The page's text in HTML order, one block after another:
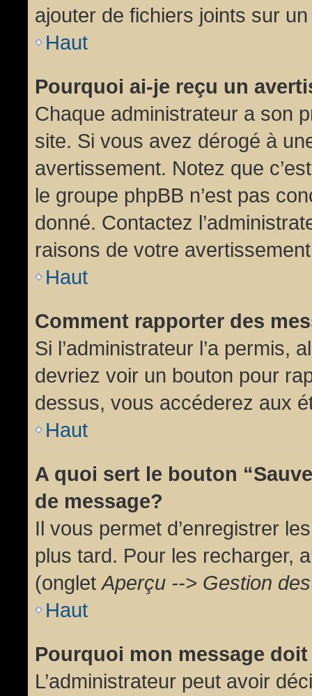
ajouter de fichiers joints sur
Haut
Pourquoi ai-je reçu un
Chaque administrateur a son
site. Si vous avez dérogé à
avertissement. Notez que
le groupe phpBB n’est pas
donné. Contactez
raisons de votre
Haut
Comment rapporter des
Si l’administrateur l’a permis,
devriez voir un bouton pour
dessus, vous accéderez aux
Haut
A quoi sert le bouton
de message?
Il vous permet d’enregistrer
plus tard. Pour les recharger,
(ongletAperçu --> Gestion
Haut
Pourquoi mon message
L’administrateur peut avoir